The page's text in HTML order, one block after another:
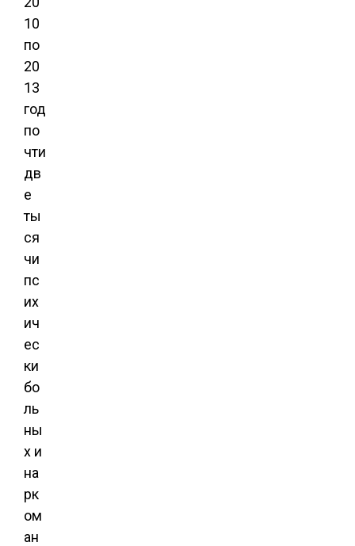
10
по
20
13
год
по
чти
дв
е
ты
ся
чи
пс
их
ич
ес
ки
бо
ль
ны
х и
на
рк
ом
ан